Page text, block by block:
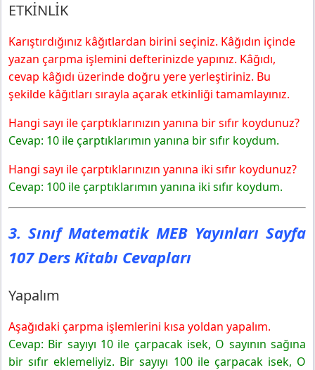
ETKİNLİK
Karıştırdığınız kâğıtlardan birini seçiniz. Kâğıdın içinde
yazan çarpma işlemini defterinizde yapınız. Kâğıdı,
cevap kâğıdı üzerinde doğru yere yerleştiriniz. Bu
şekilde kâğıtları sırayla açarak etkinliği tamamlayınız.
Hangi sayı ile çarptıklarınızın yanına bir sıfır koydunuz?
Cevap: 10 ile çarptıklarımın yanına bir sıfır koydum.
Hangi sayı ile çarptıklarınızın yanına iki sıfır koydunuz?
Cevap: 100 ile çarptıklarımın yanına iki sıfır koydum.
3. Sınıf Matematik MEB Yayınları Sayfa
107 Ders Kitabı Cevapları
Yapalım
Aşağıdaki çarpma işlemlerini kısa yoldan yapalım.
Cevap: Bir sayıyı 10 ile çarpacak isek, O sayının sağına
bir sıfır eklemeliyiz. Bir sayıyı 100 ile çarpacak isek, O